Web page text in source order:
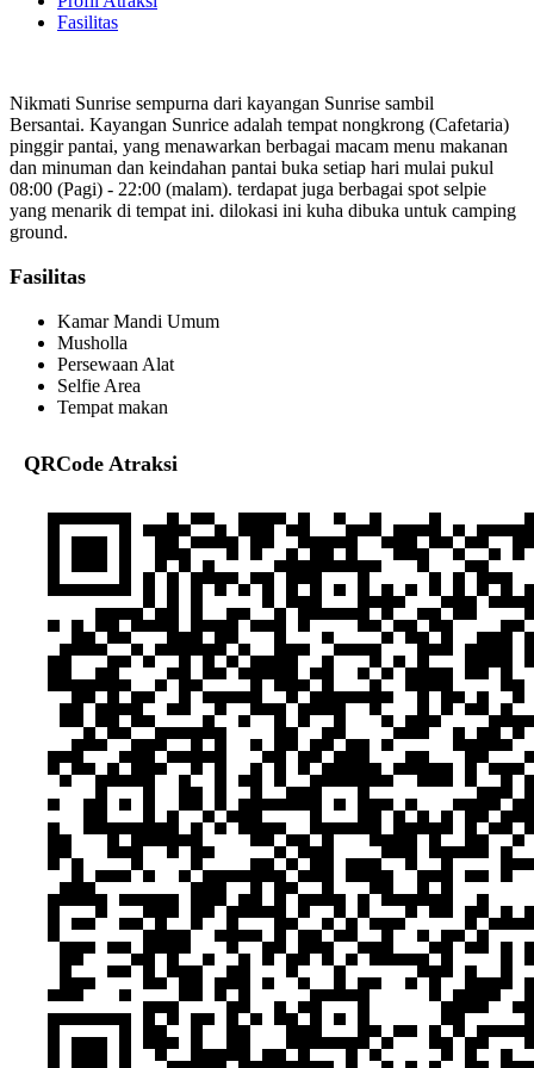
Fasilitas
Nikmati Sunrise sempurna dari kayangan Sunrise sambil
Bersantai. Kayangan Sunrice adalah tempat nongkrong (Cafetaria)
pinggir pantai, yang menawarkan berbagai macam menu makanan
dan minuman dan keindahan pantai buka setiap hari mulai pukul
08:00 (Pagi) - 22:00 (malam). terdapat juga berbagai spot selpie
yang menarik di tempat ini. dilokasi ini kuha dibuka untuk camping
ground.
Fasilitas
Kamar Mandi Umum
Musholla
Persewaan Alat
Selfie Area
Tempat makan
QRCode Atraksi